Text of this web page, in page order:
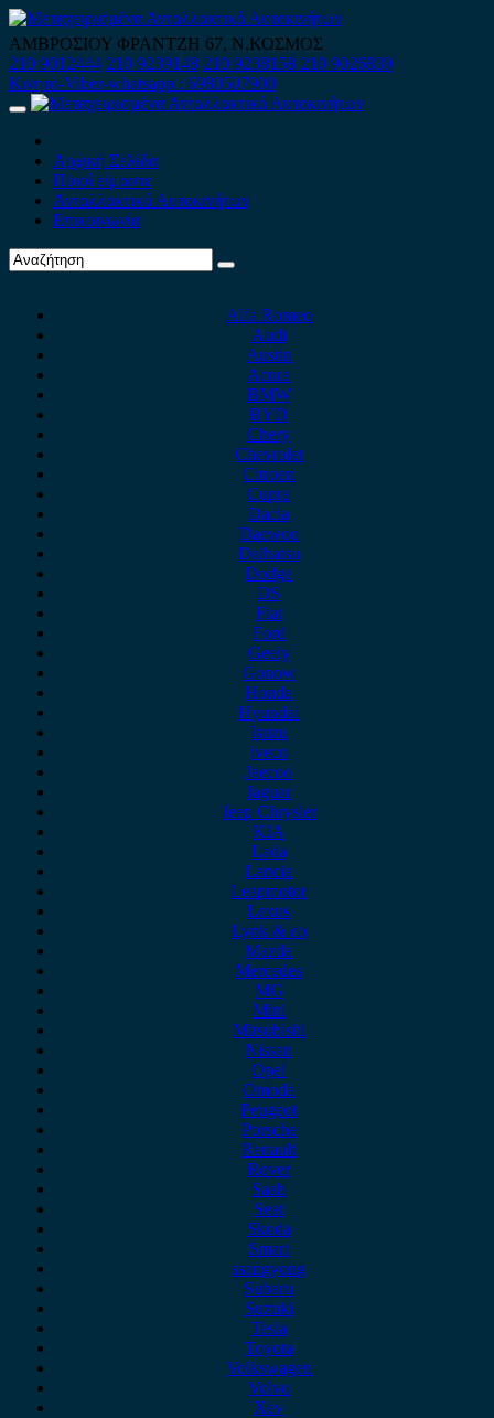
Skip
to
content
ΑΜΒΡΟΣΙΟΥ ΦΡΑΝΤΖΗ 67, Ν.ΚΟΣΜΟΣ
210 9012444 210 9239148 210 9238158 210 9026839
Κινητό-Viber-whatsapp : 6980507900
Primary
Αρχική Σελίδα
Ποιοί είμαστε
Ανταλλακτικά Αυτοκινήτων
Επικοινωνία
Alfa Romeo
Audi
Austin
Acura
BMW
BYD
Chery
Chevrolet
Citroen
Cupra
Dacia
Daewoo
Daihatsu
Dodge
DS
Fiat
Ford
Geely
Gonow
Honda
Hyundai
Isuzu
iveco
Jaecoo
Jaguar
Jeep Chrysler
KIA
Lada
Lancia
Leapmotor
Lexus
Lynk & co
Mazda
Mercedes
MG
Mini
Mitsubishi
Nissan
Opel
Omoda
Peugeot
Porsche
Renault
Rover
Saab
Seat
Skoda
Smart
ssangyong
Subaru
Suzuki
Tesla
Toyota
Volkswagen
Volvo
Xev